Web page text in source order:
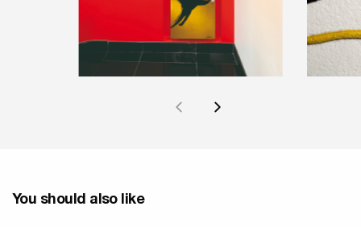
You should also like